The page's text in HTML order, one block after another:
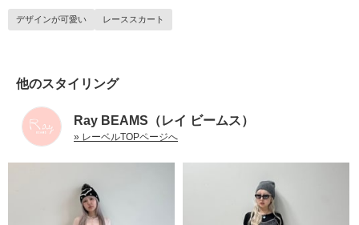
デザインが可愛い レーススカート
他のスタイリング
Ray BEAMS（レイ ビームス）
» レーベルTOPページへ